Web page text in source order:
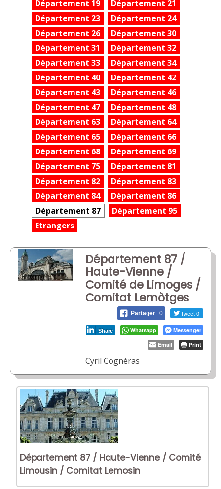
Département 19
Département 21
Département 23
Département 24
Département 26
Département 30
Département 31
Département 32
Département 33
Département 34
Département 40
Département 42
Département 43
Département 46
Département 47
Département 48
Département 63
Département 64
Département 65
Département 66
Département 68
Département 69
Département 75
Département 81
Département 82
Département 83
Département 84
Département 86
Département 87
Département 95
Etrangers
Département 87 /
Haute-Vienne /
Comité de Limoges /
Comitat Lemòtges
Partager 0 Tweet 0
Share Whatsapp
Messenger
Email
Print
Cyril Cognéras
Département 87 / Haute-Vienne / Comité
Limousin / Comitat Lemosin